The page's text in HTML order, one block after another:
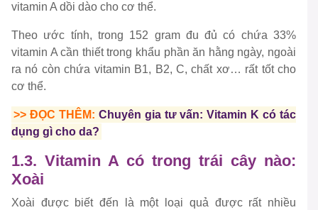
vitamin A dồi dào cho cơ thể.
Theo ước tính, trong 152 gram đu đủ có chứa 33%
vitamin A cần thiết trong khẩu phần ăn hằng ngày, ngoài
ra nó còn chứa vitamin B1, B2, C, chất xơ… rất tốt cho
cơ thể.
>> ĐỌC THÊM: Chuyên gia tư vấn: Vitamin K có tác
dụng gì cho da?
1.3. Vitamin A có trong trái cây nào:
Xoài
Xoài được biết đến là một loại quả được rất nhiều